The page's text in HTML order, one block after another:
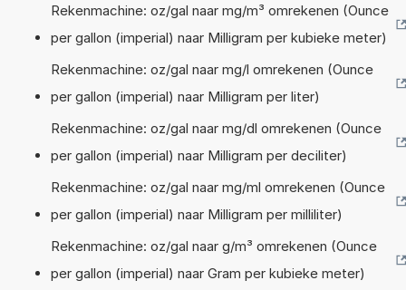
Rekenmachine: oz/gal naar mg/m³ omrekenen (Ounce
per gallon (imperial) naar Milligram per kubieke meter)
Rekenmachine: oz/gal naar mg/l omrekenen (Ounce
per gallon (imperial) naar Milligram per liter)
Rekenmachine: oz/gal naar mg/dl omrekenen (Ounce
per gallon (imperial) naar Milligram per deciliter)
Rekenmachine: oz/gal naar mg/ml omrekenen (Ounce
per gallon (imperial) naar Milligram per milliliter)
Rekenmachine: oz/gal naar g/m³ omrekenen (Ounce
per gallon (imperial) naar Gram per kubieke meter)